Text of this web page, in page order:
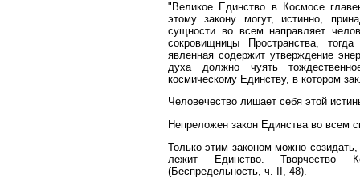
"Великое Единство в Космосе
этому закону могут, истинно,
сущности во всем направляет
сокровищницы Пространства,
явленная содержит утверждение
духа должно чуять
космическому Единству, в котором
Человечество лишает себя этой
Непреложен закон Единства во всем
Только этим законом можно созидать,
лежит Единство. Творчество
(Беспредельность, ч. II, 48).